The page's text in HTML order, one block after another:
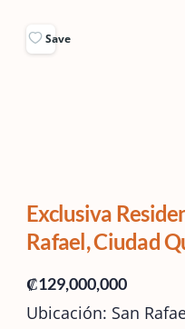
Save
Exclusiva
Rafael, Ciudad
₡129,000,000
Ubicación: San